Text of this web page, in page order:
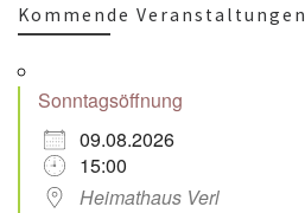
Kommende Veranstaltungen
Sonntagsöffnung
09.08.2026
15:00
Heimathaus Verl